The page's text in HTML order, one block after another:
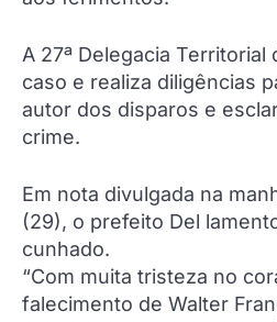
A 27ª Delegacia
caso e realiza diligências
autor dos disparos e
crime.
Em nota divulgada na
(29), o prefeito Del
cunhado.
“Com muita tristeza no
falecimento de Walter